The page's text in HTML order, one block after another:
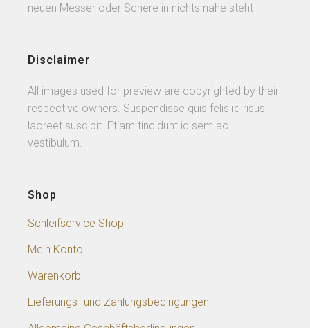
neuen Messer oder Schere in nichts nahe steht
Disclaimer
All images used for preview are copyrighted by their
respective owners. Suspendisse quis felis id risus
laoreet suscipit. Etiam tincidunt id sem ac
vestibulum.
Shop
Schleifservice Shop
Mein Konto
Warenkorb
Lieferungs- und Zahlungsbedingungen